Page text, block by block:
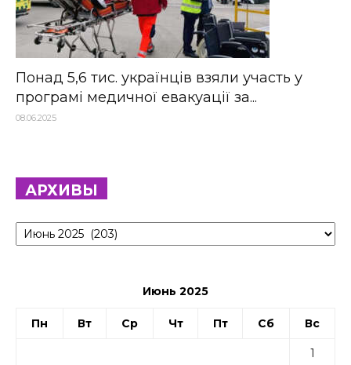
Понад 5,6 тис. українців взяли участь у
програмі медичної евакуації за...
08.06.2025
АРХИВЫ
Архивы
Июнь 2025
Пн Вт Ср Чт Пт Сб Вс
1